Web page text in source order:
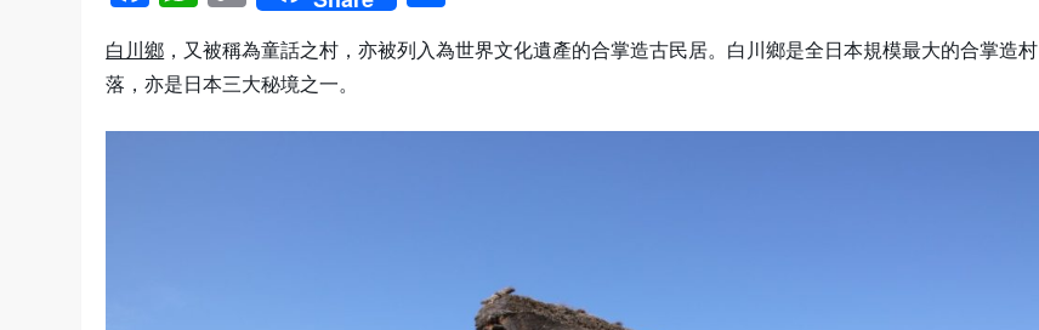
Link
白川鄉 ，又被稱為童話之村，亦被列入為世界文化遺產的合掌造古民居。白川鄉是全日本規模最大的合掌造村
落，亦是日本三大秘境之一。